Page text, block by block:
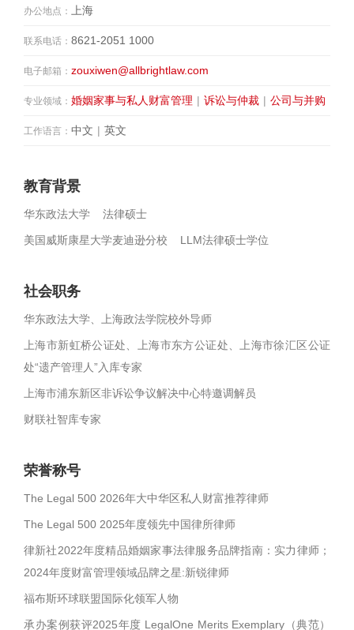
办公地点： 上海
联系电话： 8621-2051 1000
电子邮箱： zouxiwen@allbrightlaw.com
专业领域： 婚姻家事与私人财富管理 | 诉讼与仲裁 | 公司与并购
工作语言： 中文 | 英文
教育背景
华东政法大学 法律硕士
美国威斯康星大学麦迪逊分校 LLM法律硕士学位
社会职务
华东政法大学、上海政法学院校外导师
上海市新虹桥公证处、上海市东方公证处、上海市徐汇区公证
处“遗产管理人”入库专家
上海市浦东新区非诉讼争议解决中心特邀调解员
财联社智库专家
荣誉称号
The Legal 500 2026年大中华区私人财富推荐律师
The Legal 500 2025年度领先中国律所律师
律新社2022年度精品婚姻家事法律服务品牌指南：实力律师；
2024年度财富管理领域品牌之星:新锐律师
福布斯环球联盟国际化领军人物
承办案例获评2025年度 LegalOne Merits Exemplary（典范）